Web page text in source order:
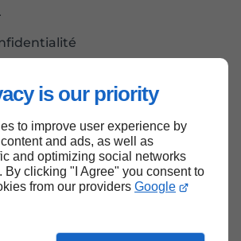
is our priority
to improve user experience by
and ads, as well as
and optimizing social networks
By clicking "I Agree" you consent to
from our providers Google
Haut de page